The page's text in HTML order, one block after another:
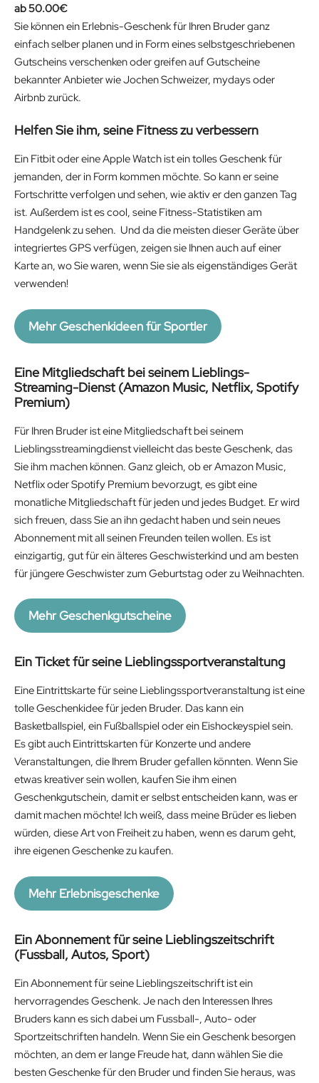
50.00€
Sie können ein Erlebnis-Geschenk für Ihren Bruder ganz
einfach selber planen und in Form eines selbstgeschriebenen
Gutscheins verschenken oder greifen auf Gutscheine
bekannter Anbieter wie Jochen Schweizer, mydays oder
Airbnb zurück.
Helfen Sie ihm, seine Fitness zu verbessern
Ein Fitbit oder eine Apple Watch ist ein tolles Geschenk für
jemanden, der in Form kommen möchte. So kann er seine
Fortschritte verfolgen und sehen, wie aktiv er den ganzen Tag
ist. Außerdem ist es cool, seine Fitness-Statistiken am
Handgelenk zu sehen. Und da die meisten dieser Geräte über
integriertes GPS verfügen, zeigen sie Ihnen auch auf einer
Karte an, wo Sie waren, wenn Sie sie als eigenständiges Gerät
verwenden!
Mehr Geschenkideen für Sportler
Eine Mitgliedschaft bei seinem Lieblings-
Streaming-Dienst (Amazon Music, Netflix, Spotify
Premium)
Für Ihren Bruder ist eine Mitgliedschaft bei seinem
Lieblingsstreamingdienst vielleicht das beste Geschenk, das
Sie ihm machen können. Ganz gleich, ob er Amazon Music,
Netflix oder Spotify Premium bevorzugt, es gibt eine
monatliche Mitgliedschaft für jeden und jedes Budget. Er wird
sich freuen, dass Sie an ihn gedacht haben und sein neues
Abonnement mit all seinen Freunden teilen wollen. Es ist
einzigartig, gut für ein älteres Geschwisterkind und am besten
für jüngere Geschwister zum Geburtstag oder zu Weihnachten.
Mehr Geschenkgutscheine
Ein Ticket für seine Lieblingssportveranstaltung
Eine Eintrittskarte für seine Lieblingssportveranstaltung ist eine
tolle Geschenkidee für jeden Bruder. Das kann ein
Basketballspiel, ein Fußballspiel oder ein Eishockeyspiel sein.
Es gibt auch Eintrittskarten für Konzerte und andere
Veranstaltungen, die Ihrem Bruder gefallen könnten. Wenn Sie
etwas kreativer sein wollen, kaufen Sie ihm einen
Geschenkgutschein, damit er selbst entscheiden kann, was er
damit machen möchte! Ich weiß, dass meine Brüder es lieben
würden, diese Art von Freiheit zu haben, wenn es darum geht,
ihre eigenen Geschenke zu kaufen.
Mehr Erlebnisgeschenke
Ein Abonnement für seine Lieblingszeitschrift
(Fussball, Autos, Sport)
Ein Abonnement für seine Lieblingszeitschrift ist ein
hervorragendes Geschenk. Je nach den Interessen Ihres
Bruders kann es sich dabei um Fussball-, Auto- oder
Sportzeitschriften handeln. Wenn Sie ein Geschenk besorgen
möchten, an dem er lange Freude hat, dann wählen Sie die
besten Geschenke für den Bruder und finden Sie heraus, was